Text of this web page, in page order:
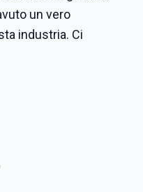
un vero
industria. Ci